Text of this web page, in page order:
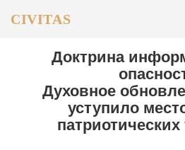
CIVITAS
ОБЩЕСТВО
Доктрина
Духовное
уступило